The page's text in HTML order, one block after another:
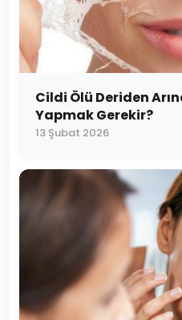
Cildi Ölü Deriden
Yapmak Gerekir?
13 Şubat 2026